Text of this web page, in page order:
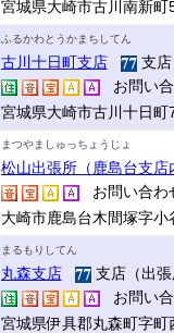
宮城県大崎市古川南新町
ふるかわとうかまちしてん
古川十日町支店
支店
お問い
宮城県大崎市古川十日町
まつやましゅっちょうじょ
松山出張所（鹿島台支店
お問い合わ
大崎市鹿島台木間塚字小
まるもりしてん
丸森支店
支店（出
お問い
宮城県伊具郡丸森町字町